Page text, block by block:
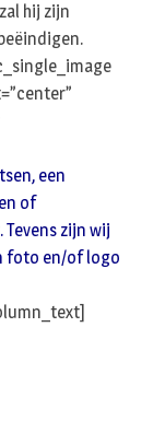
hij zijn
een
of
zijn wij
foto en/of logo